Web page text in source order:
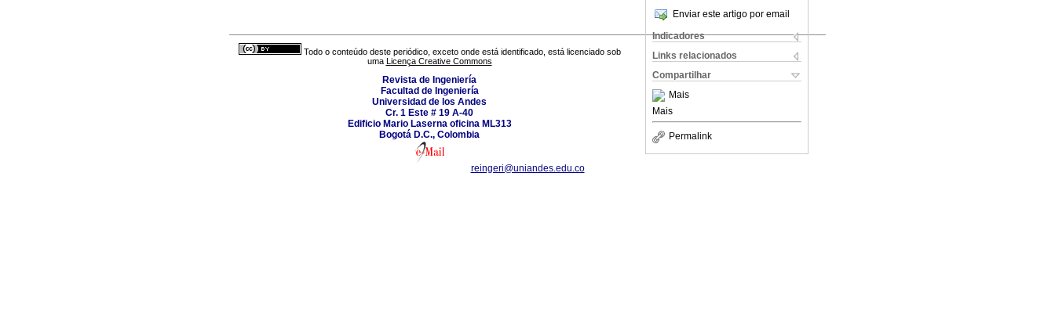
Enviar este artigo por email
Indicadores
Links relacionados
Compartilhar
Mais
Mais
Permalink
Todo o conteúdo deste periódico, exceto onde está identificado, está licenciado sob
uma Licença Creative Commons
Revista de Ingeniería
Facultad de Ingeniería
Universidad de los Andes
Cr. 1 Este # 19 A-40
Edificio Mario Laserna oficina ML313
Bogotá D.C., Colombia
reingeri@uniandes.edu.co